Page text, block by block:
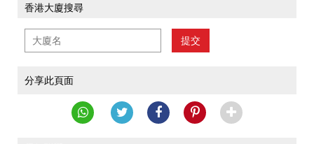
香港大廈搜尋
提交
分享此頁面